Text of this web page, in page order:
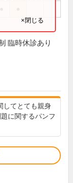
×閉じる
臨時休診あり
してとても親身
に関するパンフ